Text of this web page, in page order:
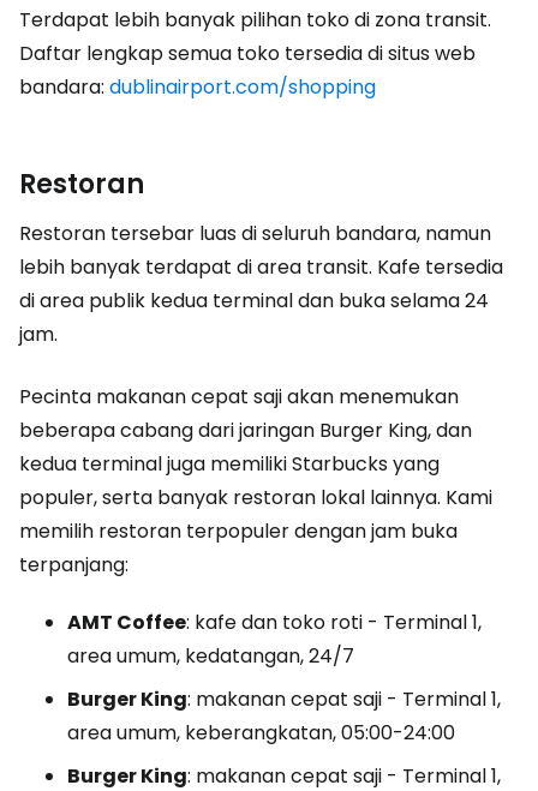
Terdapat lebih banyak pilihan toko di zona transit.
Daftar lengkap semua toko tersedia di situs web
bandara: dublinairport.com/shopping
Restoran
Restoran tersebar luas di seluruh bandara, namun
lebih banyak terdapat di area transit. Kafe tersedia
di area publik kedua terminal dan buka selama 24
jam.
Pecinta makanan cepat saji akan menemukan
beberapa cabang dari jaringan Burger King, dan
kedua terminal juga memiliki Starbucks yang
populer, serta banyak restoran lokal lainnya. Kami
memilih restoran terpopuler dengan jam buka
terpanjang:
AMT Coffee: kafe dan toko roti - Terminal 1,
area umum, kedatangan, 24/7
Burger King: makanan cepat saji - Terminal 1,
area umum, keberangkatan, 05:00-24:00
Burger King: makanan cepat saji - Terminal 1,